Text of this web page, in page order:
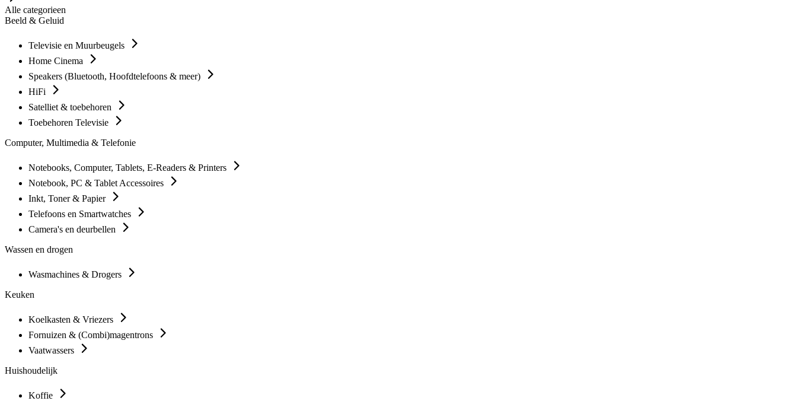
Alle categorieen
Beeld & Geluid
Televisie en Muurbeugels
Home Cinema
Speakers (Bluetooth, Hoofdtelefoons & meer)
HiFi
Satelliet & toebehoren
Toebehoren Televisie
Computer, Multimedia & Telefonie
Notebooks, Computer, Tablets, E-Readers & Printers
Notebook, PC & Tablet Accessoires
Inkt, Toner & Papier
Telefoons en Smartwatches
Camera's en deurbellen
Wassen en drogen
Wasmachines & Drogers
Keuken
Koelkasten & Vriezers
Fornuizen & (Combi)magentrons
Vaatwassers
Huishoudelijk
Koffie